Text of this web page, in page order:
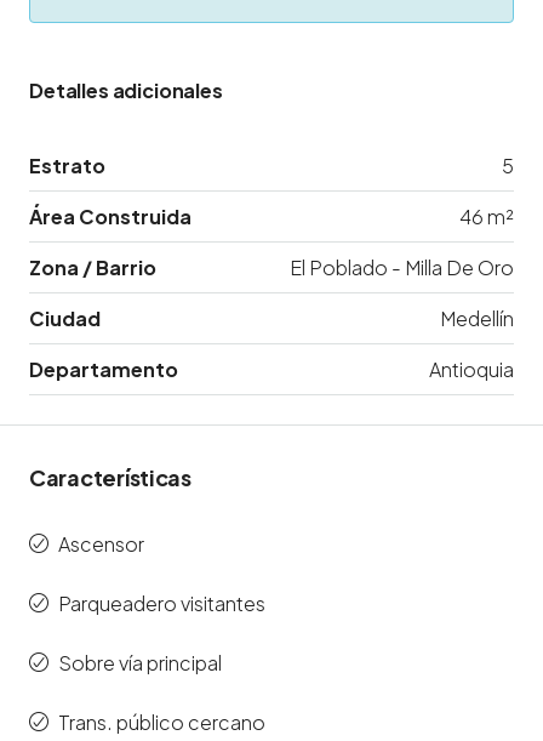
Detalles adicionales
Estrato
5
Área Construida
46 m²
Zona / Barrio
El Poblado - Milla De Oro
Ciudad
Medellín
Departamento
Antioquia
Características
Ascensor
Parqueadero visitantes
Sobre vía principal
Trans. público cercano